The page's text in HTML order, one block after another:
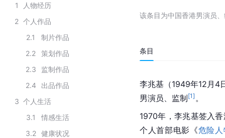
1
人物经历
2 个人作品
2.1
制片作品
2.2
策划作品
2.3
监制作品
2.4
出品作品
3 个人生活
3.1
情感生活
3.2
健康状况
该条目为中国香港男演员
条目
李兆基（1949年12月
男演员、监制[1] 。
1970年，李兆基签入
个人首部电影《危险